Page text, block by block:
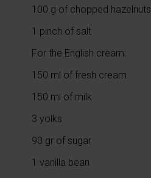
100 g of chopped hazelnuts
1 pinch of salt
For the English cream:
150 ml of fresh cream
150 ml of milk
3 yolks
90 gr of sugar
1 vanilla bean